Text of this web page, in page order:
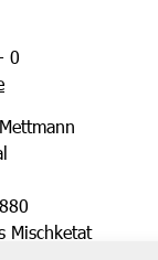
0
Mischketat